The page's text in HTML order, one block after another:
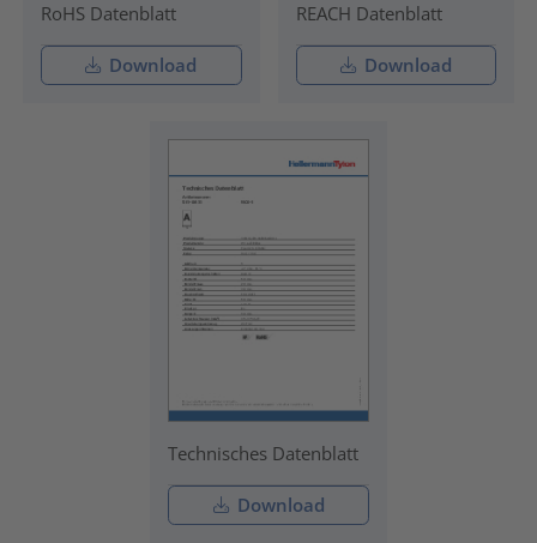
RoHS Datenblatt
Download
REACH Datenblatt
Download
Technisches Datenblatt
Download